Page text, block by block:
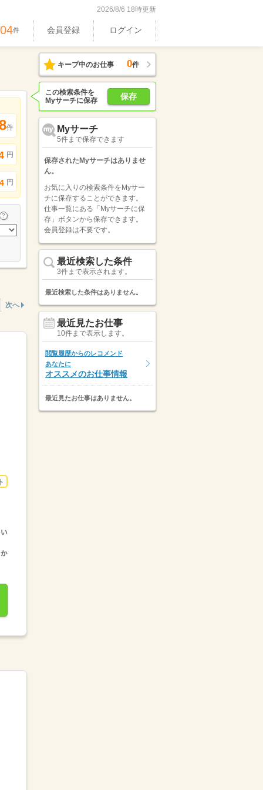
2026/8/6 18時更新
件 会員登録 ログイン
件
円
円
次へ
キープ中のお仕事 0件
保存
この検索条件を
Myサーチに保存
Myサーチ
5件まで保存できます
保存されたMyサーチはありませ
ん。
お気に入りの検索条件をMyサー
チに保存することができます。
仕事一覧にある「Myサーチに保
存」ボタンから保存できます。
会員登録は不要です。
最近検索した条件
3件まで表示されます。
最近検索した条件はありません。
最近見たお仕事
10件まで表示します。
閲覧履歴からのレコメンド
あなたに
オススメのお仕事情報
最近見たお仕事はありません。